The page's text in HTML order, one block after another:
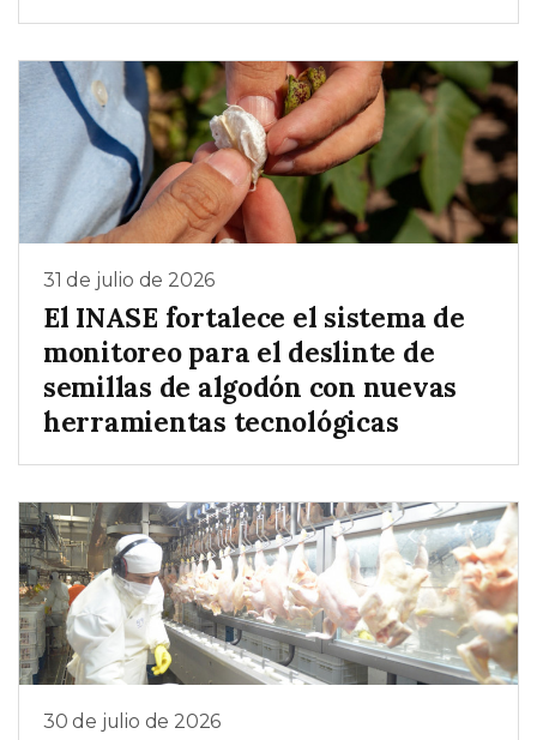
31 de julio de 2026
El INASE fortalece el sistema de
monitoreo para el deslinte de
semillas de algodón con nuevas
herramientas tecnológicas
30 de julio de 2026